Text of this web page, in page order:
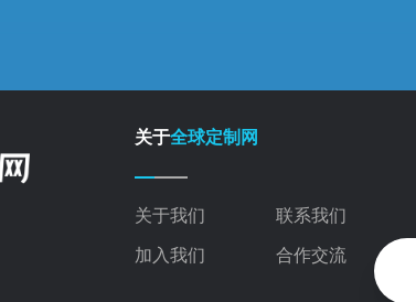
关于全球定制网
关于我们 联系我们
加入我们 合作交流